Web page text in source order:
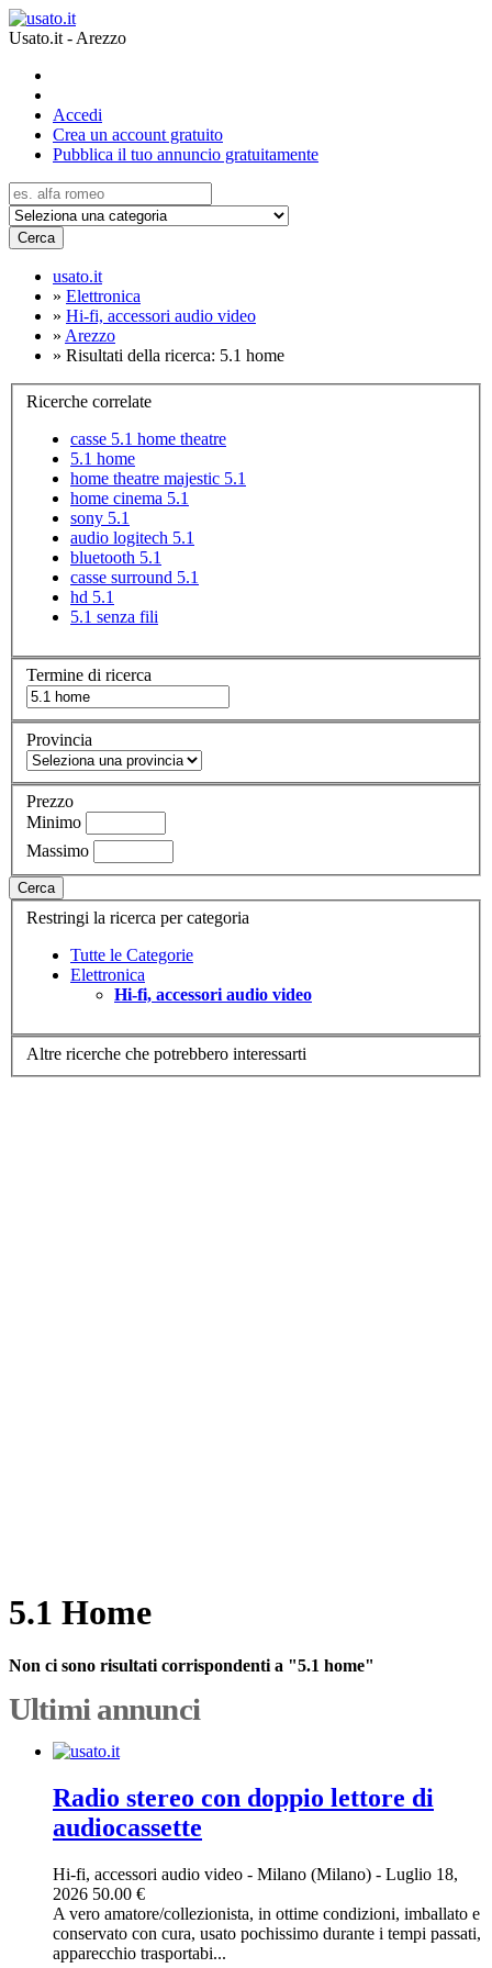
Usato.it - Arezzo
Accedi
Crea un account gratuito
Pubblica il tuo annuncio gratuitamente
Cerca
usato.it
» Elettronica
» Hi-fi, accessori audio video
» Arezzo
» Risultati della ricerca: 5.1 home
Ricerche correlate
casse 5.1 home theatre
5.1 home
home theatre majestic 5.1
home cinema 5.1
sony 5.1
audio logitech 5.1
bluetooth 5.1
casse surround 5.1
hd 5.1
5.1 senza fili
Termine di ricerca
Provincia
Prezzo
Minimo
Massimo
Cerca
Restringi la ricerca per categoria
Tutte le Categorie
Elettronica
Hi-fi, accessori audio video
Altre ricerche che potrebbero interessarti
5.1 Home
Non ci sono risultati corrispondenti a "5.1 home"
Ultimi annunci
Radio stereo con doppio lettore di
audiocassette
Hi-fi, accessori audio video - Milano (Milano) - Luglio 18,
2026 50.00 €
A vero amatore/collezionista, in ottime condizioni, imballato e
conservato con cura, usato pochissimo durante i tempi passati,
apparecchio trasportabi...